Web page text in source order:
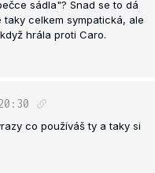
sádla"? Snad se to dá
taky celkem sympatická, ale
hrála proti Caro.
co používáš ty a taky si